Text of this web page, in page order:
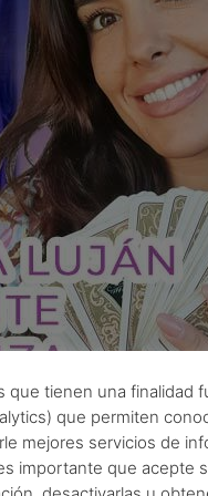
que tienen una finalidad
que permiten
mejores servicios de
importante que acepte